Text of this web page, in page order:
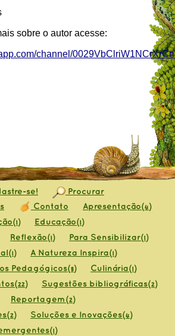
sobre o autor acesse:
channel/
se!
Procurar
Contato Apresentação(4)
(1) Educação(1)
Reflexão(1) Para Sensibilizar(1)
(1) A Natureza Inspira(1)
Pedagógicos(8) Culinária(1)
(22) Sugestões bibliográficas(2)
Reportagem(2)
(2) Soluções e Inovações(4)
(1)